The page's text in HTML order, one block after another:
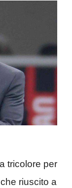
tricolore per
riuscito a